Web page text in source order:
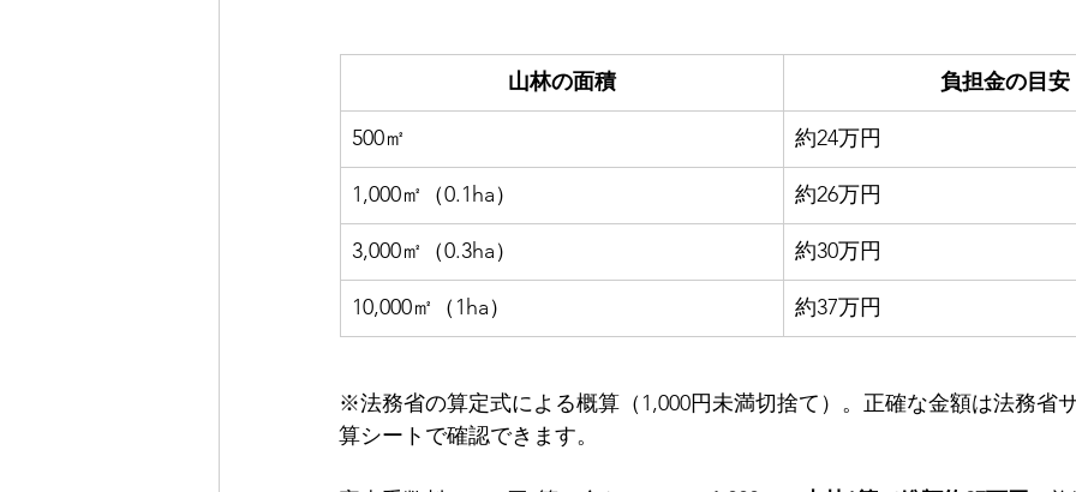
山林の面積 負担金の目安
500㎡ 約24万円
1,000㎡（0.1ha） 約26万円
3,000㎡（0.3ha） 約30万円
10,000㎡（1ha） 約37万円
※法務省の算定式による概算（1,000円未満切捨て）。正確な金額は法務省
算シートで確認できます。